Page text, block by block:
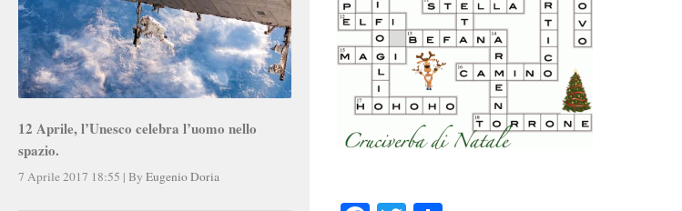
12 Aprile, l’Unesco celebra l’uomo nello
spazio.
7 Aprile 2017 18:55 | By Eugenio Doria